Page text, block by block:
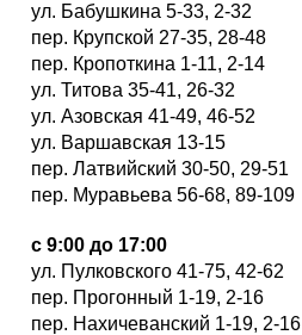
ул. Бабушкина 5-33, 2-32
пер. Крупской 27-35, 28-48
пер. Кропоткина 1-11, 2-14
ул. Титова 35-41, 26-32
ул. Азовская 41-49, 46-52
ул. Варшавская 13-15
пер. Латвийский 30-50, 29-51
пер. Муравьева 56-68, 89-109
с 9:00 до 17:00
ул. Пулковского 41-75, 42-62
пер. Прогонный 1-19, 2-16
пер. Нахичеванский 1-19, 2-16